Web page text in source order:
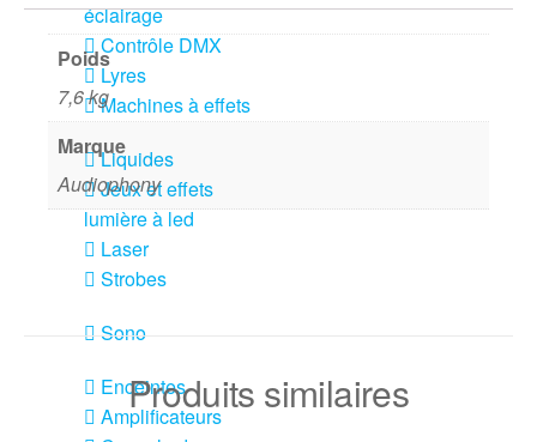
éclairage
Contrôle DMX
Lyres
Machines à effets
Liquides
Jeux et effets
lumière à led
Laser
Strobes
Sono
Enceintes
Amplificateurs
Poids
7,6 kg
Marque
Audiophony
Produits similaires